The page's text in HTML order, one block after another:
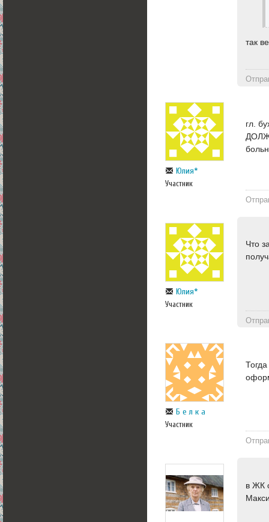
так
Юлия*
Участник
гл.
Юлия*
Участник
Что
Б е л к а
Участник
в ЖК